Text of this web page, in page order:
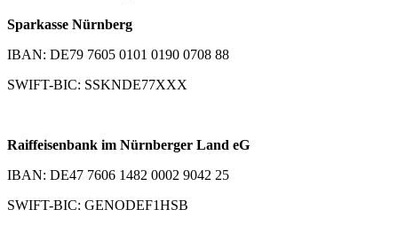
Sparkasse Nürnberg
IBAN: DE79 7605 0101 0190 0708 88
SWIFT-BIC: SSKNDE77XXX
Raiffeisenbank im Nürnberger Land eG
IBAN: DE47 7606 1482 0002 9042 25
SWIFT-BIC: GENODEF1HSB